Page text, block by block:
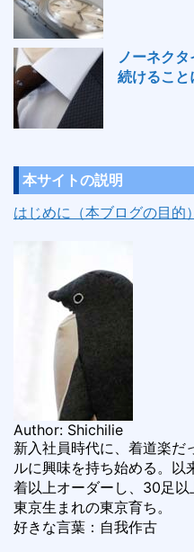
ノーネク
続けること
本サイトの説明
はじめに（本ブログの目的）
Author: Shichilie
新入社員時代に、着道楽だ
ルに興味を持ち始める。以
着以上オーダーし、30足
東京生まれの東京育ち。
好きな言葉：自我作古